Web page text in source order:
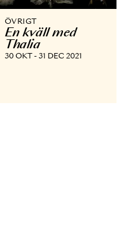
ÖVRIGT
En kväll med
Thalia
30 OKT - 31 DEC 2021